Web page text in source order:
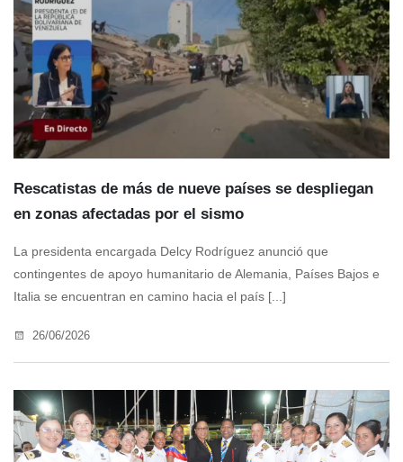
Rescatistas de más de nueve países se despliegan
en zonas afectadas por el sismo
La presidenta encargada Delcy Rodríguez anunció que
contingentes de apoyo humanitario de Alemania, Países Bajos e
Italia se encuentran en camino hacia el país [...]
26/06/2026